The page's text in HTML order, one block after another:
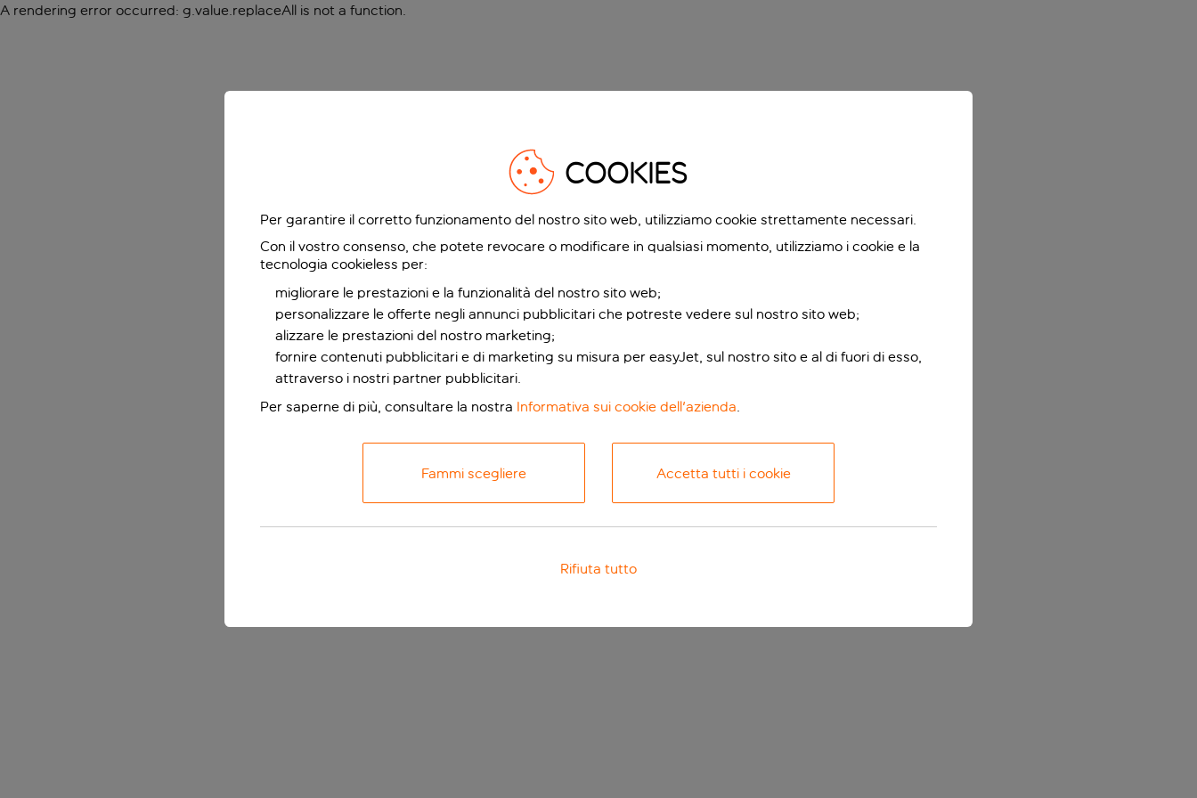
A rendering error occurred: g.value.replaceAll is not a function.
COOKIES
Per garantire il corretto funzionamento del nostro sito web, utilizziamo cookie strettamente necessari.
Con il vostro consenso, che potete revocare o modificare in qualsiasi momento, utilizziamo i cookie e la
tecnologia cookieless per:
migliorare le prestazioni e la funzionalità del nostro sito web;
personalizzare le offerte negli annunci pubblicitari che potreste vedere sul nostro sito web;
alizzare le prestazioni del nostro marketing;
fornire contenuti pubblicitari e di marketing su misura per easyJet, sul nostro sito e al di fuori di esso,
attraverso i nostri partner pubblicitari.
Per saperne di più, consultare la nostra Informativa sui cookie dell'azienda.
Fammi scegliere Accetta tutti i cookie
Rifiuta tutto